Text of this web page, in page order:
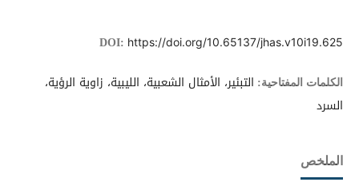
DOI: https://doi.org/10.65137/jhas.v10i19.625
الكلمات المفتاحية: التبئير، الأمثال الشعبية، الليبية، زاوية الرؤية،
السرد
الملخص